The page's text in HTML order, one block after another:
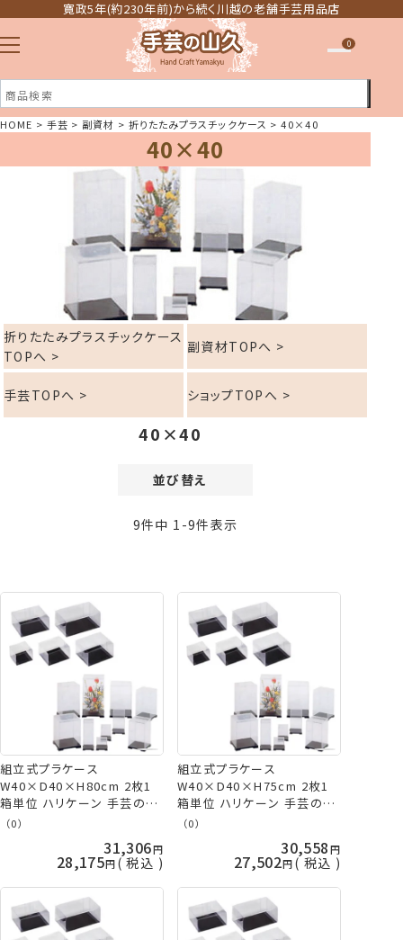
寛政5年(約230年前)から続く川越の老舗手芸用品店
注文履歴
ほしい物リスト
0
HOME 手芸 副資材 折りたたみプラスチックケース 40×40
40×40
折りたたみプラスチックケース
TOPへ >
副資材TOPへ >
手芸TOPへ > ショップTOPへ >
40×40
並び替え
価格が高い順
おすすめ順
レビュー順
9件中 1 -9件表示
組立式プラケース
W40×D40×H80cm 2枚1
箱単位 ハリケーン 手芸の山
久
（0）
31,306
28,175 税込
組立式プラケース
W40×D40×H75cm 2枚1
箱単位 ハリケーン 手芸の山
久
（0）
30,558
27,502 税込